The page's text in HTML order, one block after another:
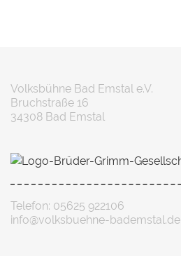
Volksbühne Bad Emstal e.V.
Bruchstraße 16
34308 Bad Emstal
Telefon: 05625 922106
info@volksbuehne-bademstal.de